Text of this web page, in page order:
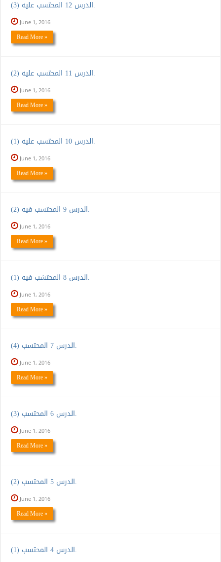
الدرس 12 المحتسب عليه (3).
June 1, 2016
Read More »
الدرس 11 المحتسب عليه (2).
June 1, 2016
Read More »
الدرس 10 المحتسب عليه (1).
June 1, 2016
Read More »
الدرس 9 المحتسب فيه (2).
June 1, 2016
Read More »
الدرس 8 المحتسَب فيه (1).
June 1, 2016
Read More »
الدرس 7 المحتسب (4).
June 1, 2016
Read More »
الدرس 6 المحتسب (3).
June 1, 2016
Read More »
الدرس 5 المحتسب (2).
June 1, 2016
Read More »
الدرس 4 المحتسب (1).